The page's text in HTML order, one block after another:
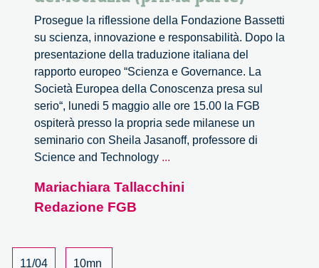
Prosegue la riflessione della Fondazione Bassetti
su scienza, innovazione e responsabilità. Dopo la
presentazione della traduzione italiana del
rapporto europeo “Scienza e Governance. La
Società Europea della Conoscenza presa sul
serio“, lunedi 5 maggio alle ore 15.00 la FGB
ospiterà presso la propria sede milanese un
seminario con Sheila Jasanoff, professore di
Science and Technology ...
scienza
Mariachiara Tallacchini
Redazione FGB
11/04
10mn